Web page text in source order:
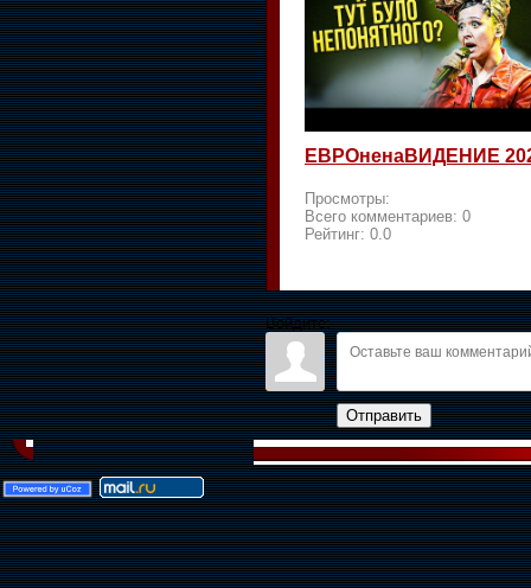
ЕВРОненаВИДЕНИЕ
Просмотры:
Всего комментариев: 0
Рейтинг: 0.0
Войдите:
Отправить